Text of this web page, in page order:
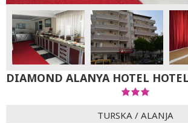
DIAMOND ALANYA HOTEL HOTEL
TURSKA / ALANJA